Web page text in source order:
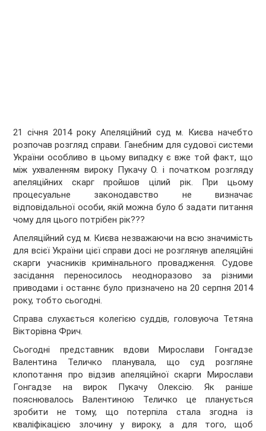
21 січня 2014 року Апеляційний суд м. Києва начебто
розпочав розгляд справи. Ганебним для судової системи
України особливо в цьому випадку є вже той факт, що
між ухваленням вироку Пукачу О. і початком розгляду
апеляційних скарг пройшов цілий рік. При цьому
процесуальне законодавство не визначає
відповідальної особи, якій можна було б задати питання
чому для цього потрібен рік???
Апеляційний суд м. Києва незважаючи на всю значимість
для всієї України цієї справи досі не розглянув апеляційні
скарги учасників кримінального провадження. Судове
засідання переносилось неодноразово за різними
приводами і останнє було призначено на 20 серпня 2014
року, тобто сьогодні.
Справа слухається колегією суддів, головуюча Тетяна
Вікторівна Фрич.
Сьогодні представник вдови Мирослави Гонгадзе
Валентина Теличко планувала, що суд розгляне
клопотання про відзив апеляційної скарги Мирослави
Гонгадзе на вирок Пукачу Олексію. Як раніше
пояснювалось Валентиною Теличко це планується
зробити не тому, що потерпіла стала згодна із
кваліфікацією злочину у вироку, а для того, щоб